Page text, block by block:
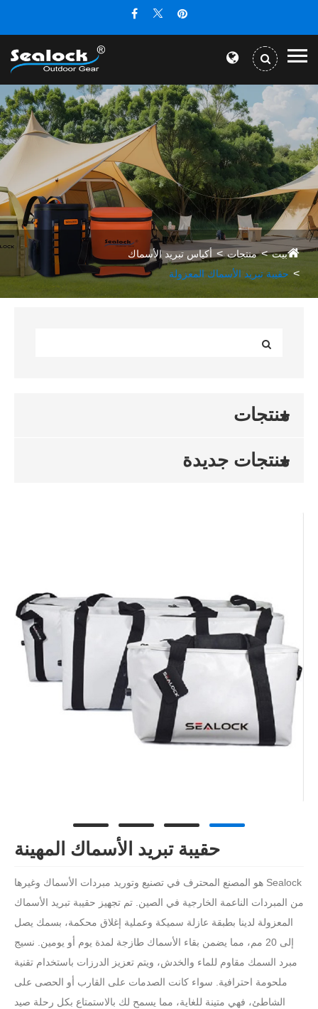
بيت منتجات
أكياس تبريد الأسماك
حقيبة تبريد الأسماك المعزولة
منتجات
منتجات جديدة
حقيبة تبريد الأسماك المهينة
Sealock هو المصنع المحترف في تصنيع وتوريد مبردات الأسماك وغيرها
من المبردات الناعمة الخارجية في الصين. تم تجهيز حقيبة تبريد الأسماك
المعزولة لدينا بطبقة عازلة سميكة وعملية إغلاق محكمة، بسمك يصل
إلى 20 مم، مما يضمن بقاء الأسماك طازجة لمدة يوم أو يومين. نسيج
مبرد السمك مقاوم للماء والخدش، ويتم تعزيز الدرزات باستخدام تقنية
ملحومة احترافية. سواء كانت الصدمات على القارب أو الحصى على
الشاطئ، فهي متينة للغاية، مما يسمح لك بالاستمتاع بكل رحلة صيد